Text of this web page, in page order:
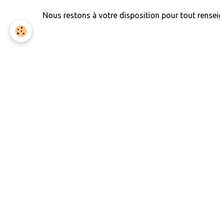
Nous restons à votre disposition pour tout